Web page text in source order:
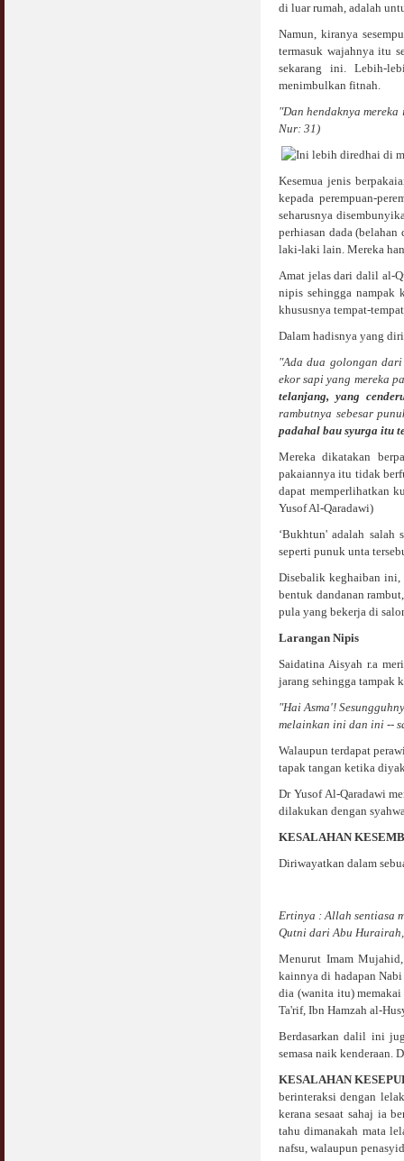
di luar rumah, adalah
Namun, kiranya
termasuk wajahnya itu
sekarang ini. Lebih-
menimbulkan fitnah.
"Dan hendaknya
Nur: 31)
Kesemua jenis
kepada perempuan-
seharusnya
perhiasan dada
laki-laki lain. Mereka
Amat jelas dari dalil al-
nipis sehingga nampak
khususnya tempat-
Dalam hadisnya yang
"Ada dua golongan
ekor sapi yang mereka
telanjang, yang
rambutnya sebesar
padahal bau syurga itu
Mereka dikatakan
pakaiannya itu tidak
dapat memperlihatkan
Yusof Al-Qaradawi)
‘Bukhtun' adalah salah
seperti punuk unta
Disebalik keghaiban ini,
bentuk dandanan
pula yang bekerja di
Larangan Nipis
Saidatina Aisyah r.a
jarang sehingga tampak
"Hai Asma'!
melainkan ini dan ini --
Walaupun terdapat
tapak tangan ketika
Dr Yusof Al-Qaradawi
dilakukan dengan
KESALAHAN
Diriwayatkan dalam
Ertinya : Allah sentiasa
Qutni dari Abu Hurairah,
Menurut Imam
kainnya di hadapan Nabi
dia (wanita itu)
Ta'rif, Ibn Hamzah al-
Berdasarkan dalil ini
semasa naik kenderaan.
KESALAHAN
berinteraksi dengan
kerana sesaat sahaj ia
tahu dimanakah mata
nafsu, walaupun